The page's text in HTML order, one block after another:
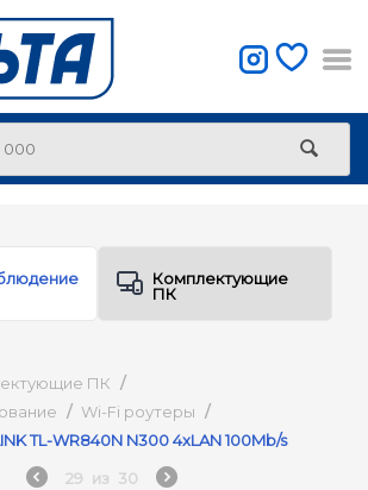
Комплектующие
ПК
ПК /
/ Wi-Fi роутеры /
TL-WR840N N300 4xLAN 100Mb/s
29 из 30